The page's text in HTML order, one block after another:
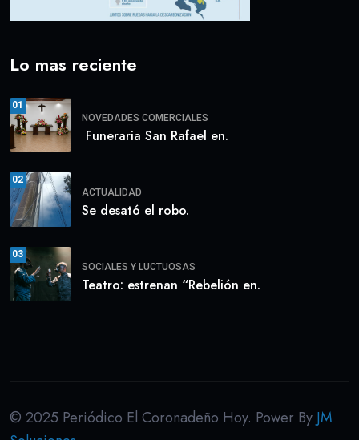
Lo mas reciente
01
NOVEDADES COMERCIALES
Funeraria San Rafael en.
02
ACTUALIDAD
Se desató el robo.
03
SOCIALES Y LUCTUOSAS
Teatro: estrenan “Rebelión en.
© 2025 Periódico El Coronadeño Hoy. Power By JM